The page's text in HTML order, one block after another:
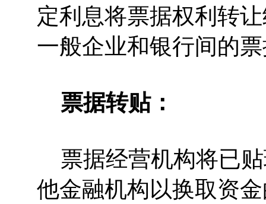
定利息将票据权利转
一般企业和银行间的
票据转贴：
票据经营机构将已
他金融机构以换取资